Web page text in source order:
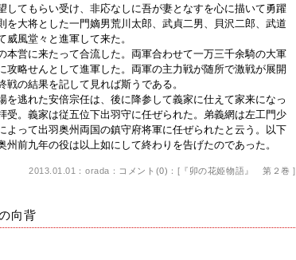
してもらい受け、非応なしに吾が妻となすを心に描いて勇躍
を大将とした一門嫡男荒川太郎、武貞二男、貝沢二郎、武道
風堂々と進軍して来た。
営に来たって合流した。両軍合わせて一万三千余騎の大軍
攻略せんとして進軍した。両軍の主力戦が随所で激戦が展開
の結果を記して見れば斯うである。
逃れた安倍宗任は、後に降参して義家に仕えて家来になっ
受。義家は従五位下出羽守に任ぜられた。弟義網は左工門少
よって出羽奥州両国の鎮守府将軍に任ぜられたと云う。以下
前九年の役は以上如にして終わりを告げたのであった。
2013.01.01：orada： コメント(0) ：[ 『卯の花姫物語』 第２巻]
向背